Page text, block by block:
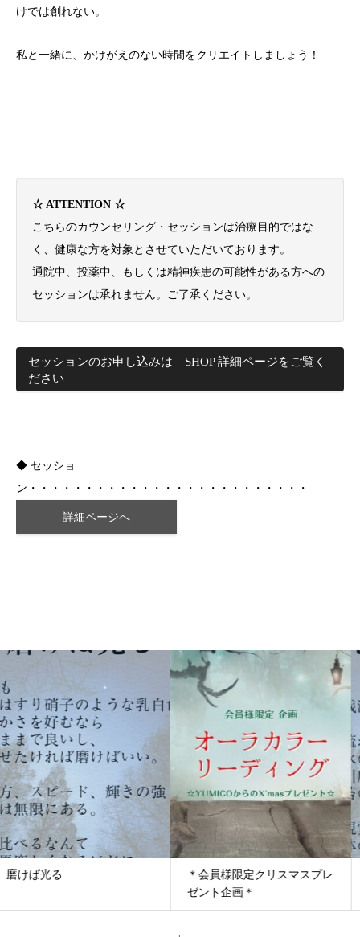
けでは創れない。
私と一緒に、かけがえのない時間をクリエイトしましょう！
☆ ATTENTION ☆
こちらのカウンセリング・セッションは治療目的ではな
く、健康な方を対象とさせていただいております。
通院中、投薬中、もしくは精神疾患の可能性がある方への
セッションは承れません。ご了承ください。
セッションのお申し込みは SHOP 詳細ページをご覧く
ださい
◆ セッショ
ン・・・・・・・・・・・・・・・・・・・・・・・・・
詳細ページへ
＊会員様限定クリスマスプレ
丸ごとで味わう